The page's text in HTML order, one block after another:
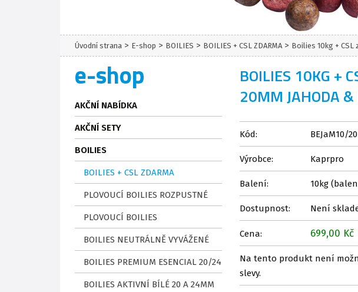
Úvodní strana > E-shop > BOILIES > BOILIES + CSL ZDARMA> Boilies 10kg + CSL
e-shop
AKČNÍ NABÍDKA
AKČNÍ SETY
BOILIES
BOILIES + CSL ZDARMA
PLOVOUCÍ BOILIES ROZPUSTNÉ
PLOVOUCÍ BOILIES
BOILIES NEUTRÁLNĚ VYVÁŽENÉ
BOILIES PREMIUM ESENCIAL 20/24
BOILIES AKTIVNÍ BÍLÉ 20 A 24MM
BOILIES 10KG +
20MM JAHODA &
Kód: BEJaM10/20
Výrobce: Kaprpro
Balení: 10kg
Dostupnost: Není
Cena: 699,00 Kč
Na tento produkt není
slevy.